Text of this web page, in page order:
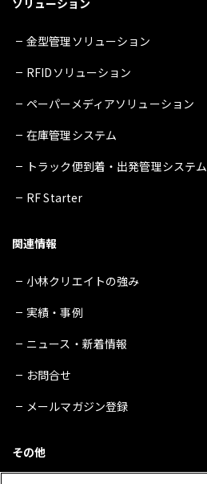
ソリューション
金型管理ソリューション
RFIDソリューション
ペーパーメディアソリューション
在庫管理システム
トラック便到着・出発管理システム
RF Starter
関連情報
小林クリエイトの強み
実績・事例
ニュース・新着情報
お問合せ
メールマガジン登録
その他